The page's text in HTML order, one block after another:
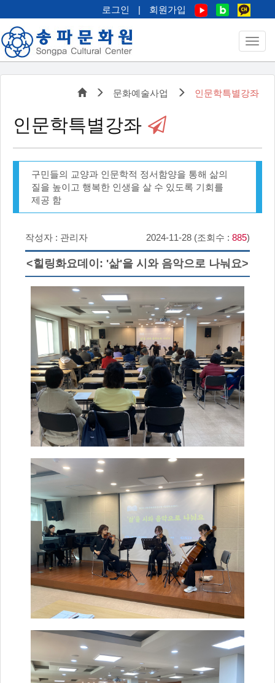
로그인 | 회원가입
문화예술사업 인문학특별강좌
인문학특별강좌
구민들의 교양과 인문학적 정서함양을 통해 삶의
질을 높이고 행복한 인생을 살 수 있도록 기회를
제공 함
작성자 : 관리자 2024-11-28 (조회수 : 885)
<힐링화요데이: '삶'을 시와 음악으로 나눠요>